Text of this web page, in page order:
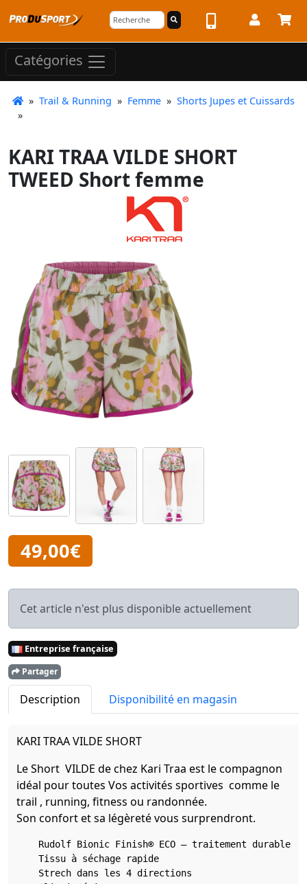
Catégories
» Trail & Running » Femme » Shorts Jupes et Cuissards
»
KARI TRAA VILDE SHORT
TWEED Short femme
49,00€
Cet article n'est plus disponible actuellement
Entreprise française
Partager
Description Disponibilité en magasin
KARI TRAA VILDE SHORT
Le Short VILDE de chez Kari Traa est le compagnon
idéal pour toutes Vos activités sportives comme le
trail , running, fitness ou randonnée.
Son confort et sa légèreté vous surprendront.
Rudolf Bionic Finish® ECO – traitement durable,
    Tissu à séchage rapide
    Strech dans les 4 directions